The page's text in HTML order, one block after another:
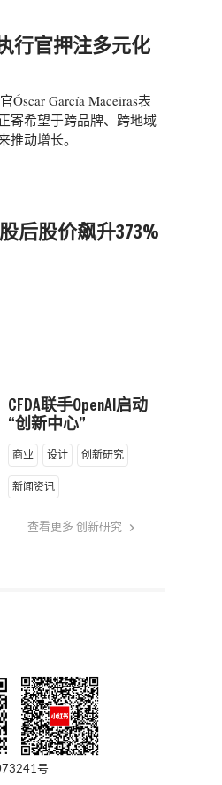
行官押注多元化
Óscar García Maceiras表
寄希望于跨品牌、跨地域
动增长。
后股价飙升373%
CFDA联手OpenAI启动
“创新中心”
商业 设计 创新研究
新闻资讯
查看更多 创新研究 keyboard_arrow_right
号